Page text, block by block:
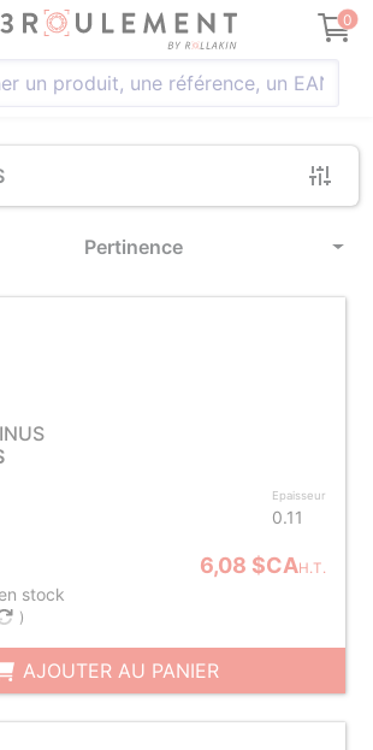
0
Pertinence
Epaisseur
0.11
6,08 $CAH.T.
stock
)
AJOUTER AU PANIER